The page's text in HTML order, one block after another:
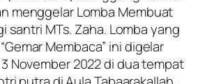
menggelar Lomba Membuat
santri MTs. Zaha. Lomba yang
Membaca” ini digelar
November 2022 di dua tempat